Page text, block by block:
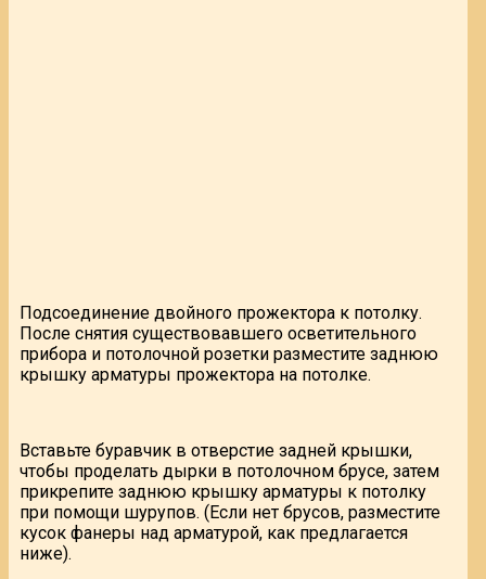
Подсоединение двойного прожектора к потолку.
После снятия существовавшего осветительного
прибора и потолочной розетки разместите заднюю
крышку арматуры прожектора на потолке.
Вставьте буравчик в отверстие задней крышки,
чтобы проделать дырки в потолочном брусе, затем
прикрепите заднюю крышку арматуры к потолку
при помощи шурупов. (Если нет брусов, разместите
кусок фанеры над арматурой, как предлагается
ниже).